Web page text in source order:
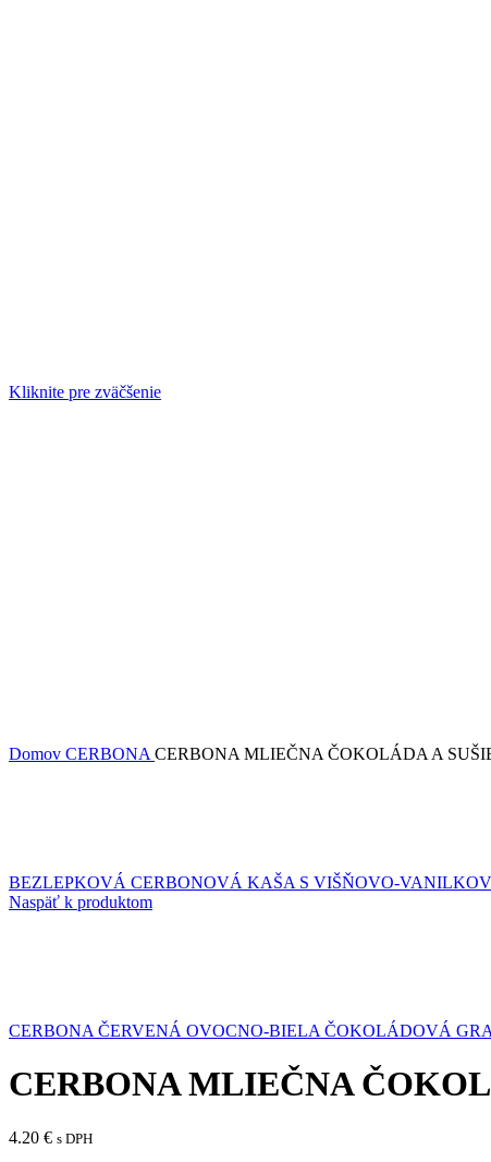
Kliknite pre zväčšenie
Domov CERBONA CERBONA MLIEČNA ČOKOLÁDA A
BEZLEPKOVÁ CERBONOVÁ KAŠA S VIŠŇOVO-
Naspäť k produktom
CERBONA ČERVENÁ OVOCNO-BIELA ČOKOLÁDOVÁ
CERBONA MLIEČNA
4.20 € s DPH